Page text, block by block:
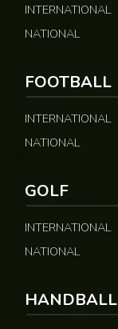
INTERNATIONAL
NATIONAL
FOOTBALL
INTERNATIONAL
NATIONAL
GOLF
INTERNATIONAL
NATIONAL
HANDBALL